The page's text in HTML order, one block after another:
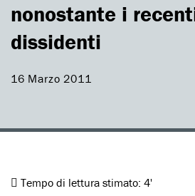
nonostante i
dissidenti
16 Marzo 2011
Tempo di lettura stimato: 4'